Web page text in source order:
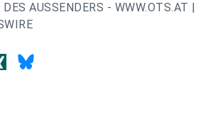
AUSSENDERS - WWW.OTS.AT |